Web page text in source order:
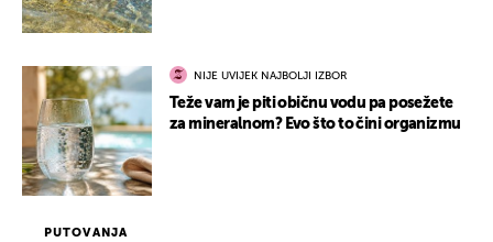
PUTOVANJA
NIJE UVIJEK NAJBOLJI IZBOR
Teže vam je piti običnu vodu pa posežete
za mineralnom? Evo što to čini organizmu